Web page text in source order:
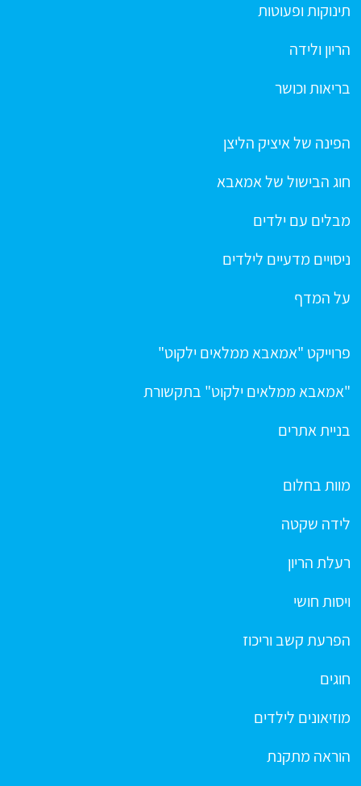
תינוקות ופעוטות
הריון ולידה
בריאות וכושר
הפינה של איציק הליצן
חוג הבישול של אמאבא
מבלים עם ילדים
ניסויים מדעיים לילדים
על המדף
פרוייקט "אמאבא ממלאים ילקוט"
"אמאבא ממלאים ילקוט" בתקשורת
בניית אתרים
מוות בחלום
לידה שקטה
רעלת הריון
ויסות חושי
הפרעת קשב וריכוז
חוגים
מוזיאונים לילדים
הוראה מתקנת